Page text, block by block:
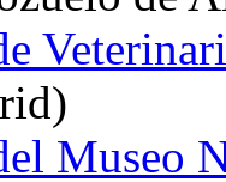
Museo